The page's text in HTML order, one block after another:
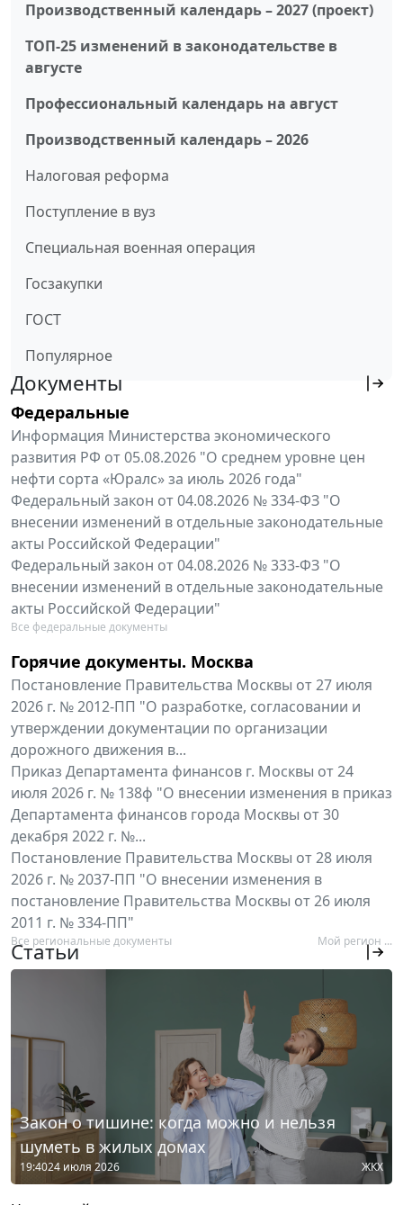
Производственный календарь – 2027 (проект)
ТОП-25 изменений в законодательстве в
августе
Профессиональный календарь на август
Производственный календарь – 2026
Налоговая реформа
Поступление в вуз
Специальная военная операция
Госзакупки
ГОСТ
Популярное
Документы
Федеральные
Информация Министерства экономического
развития РФ от 05.08.2026 "О среднем уровне цен
нефти сорта «Юралс» за июль 2026 года"
Федеральный закон от 04.08.2026 № 334-ФЗ "О
внесении изменений в отдельные законодательные
акты Российской Федерации"
Федеральный закон от 04.08.2026 № 333-ФЗ "О
внесении изменений в отдельные законодательные
акты Российской Федерации"
Все федеральные документы
Горячие документы. Москва
Постановление Правительства Москвы от 27 июля
2026 г. № 2012-ПП "О разработке, согласовании и
утверждении документации по организации
дорожного движения в...
Приказ Департамента финансов г. Москвы от 24
июля 2026 г. № 138ф "О внесении изменения в приказ
Департамента финансов города Москвы от 30
декабря 2022 г. №...
Постановление Правительства Москвы от 28 июля
2026 г. № 2037-ПП "О внесении изменения в
постановление Правительства Москвы от 26 июля
2011 г. № 334-ПП"
Все региональные документы Мой регион ...
Статьи
Закон о тишине: когда можно и нельзя
шуметь в жилых домах
19:4024 июля 2026 ЖКХ